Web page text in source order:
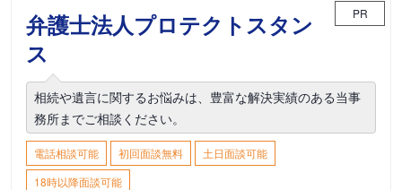
弁護士法人プロテクトスタン
ス
PR
相続や遺言に関するお悩みは、豊富な解決実績のある当事
務所までご相談ください。
電話相談可能 初回面談無料
土日面談可能
18時以降面談可能